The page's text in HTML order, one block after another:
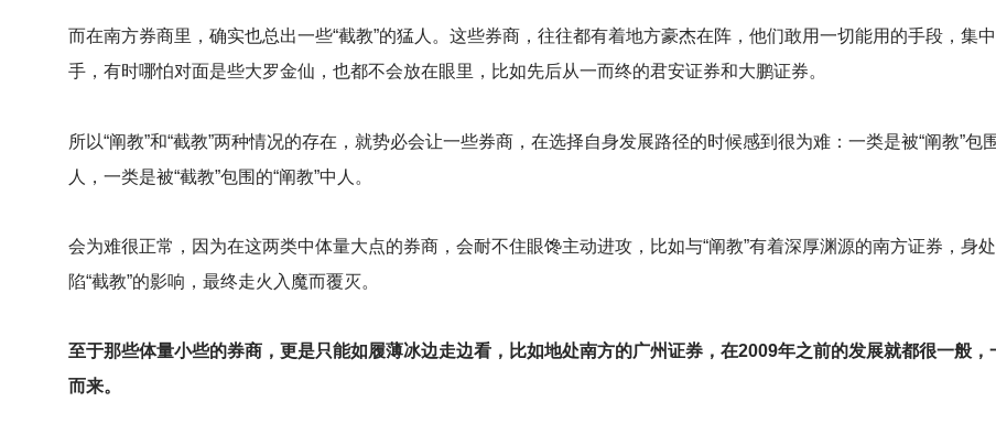
而在南方券商里，确实也总出一些“截教”的猛人。这些券商，往往都有着地方豪杰在阵，他们敢用一切能用的手段，集
手，有时哪怕对面是些大罗金仙，也都不会放在眼里，比如先后从一而终的君安证券和大鹏证券。
所以“阐教”和“截教”两种情况的存在，就势必会让一些券商，在选择自身发展路径的时候感到很为难：一类是被“阐教”包
人，一类是被“截教”包围的“阐教”中人。
会为难很正常，因为在这两类中体量大点的券商，会耐不住眼馋主动进攻，比如与“阐教”有着深厚渊源的南方证券，身
陷“截教”的影响，最终走火入魔而覆灭。
至于那些体量小些的券商，更是只能如履薄冰边走边看，比如地处南方的广州证券，在2009年之前的发展就都很一般，
而来。